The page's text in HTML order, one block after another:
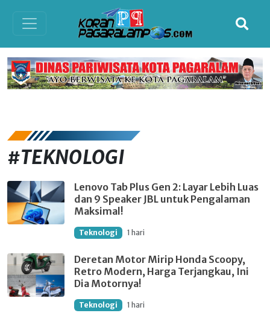
#TEKNOLOGI
Lenovo Tab Plus Gen 2: Layar Lebih Luas
dan 9 Speaker JBL untuk Pengalaman
Maksimal!
Teknologi 1 hari
Deretan Motor Mirip Honda Scoopy,
Retro Modern, Harga Terjangkau, Ini
Dia Motornya!
Teknologi 1 hari